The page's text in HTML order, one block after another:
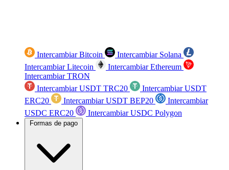
Intercambiar Bitcoin
Intercambiar Solana
Intercambiar Litecoin
Intercambiar Ethereum
Intercambiar TRON
Intercambiar USDT TRC20
Intercambiar USDT
ERC20
Intercambiar USDT BEP20
Intercambiar
USDC ERC20
Intercambiar USDC Polygon
Formas de pago